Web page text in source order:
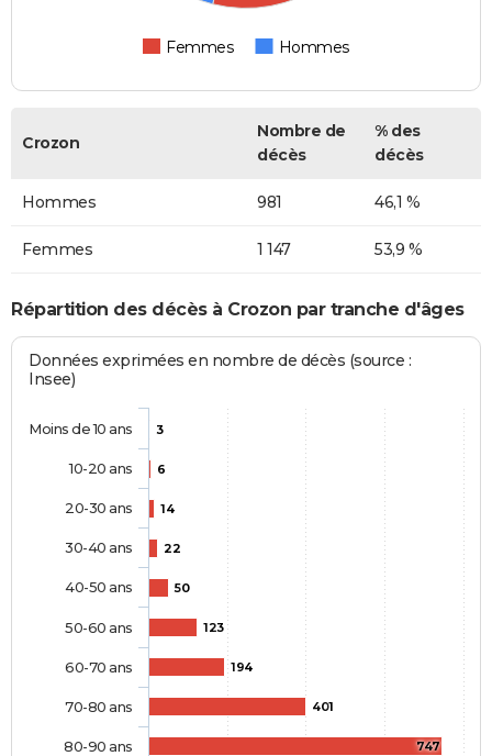
Femmes Hommes
Crozon
Nombre de
décès
% des
décès
Hommes 981 46,1 %
Femmes 1 147 53,9 %
Répartition des décès à Crozon par tranche d'âges
Données exprimées en nombre de décès (source :
Insee)
3
6
14
22
50
123
194
401
747
Moins de 10 ans
10-20 ans
20-30 ans
30-40 ans
40-50 ans
50-60 ans
60-70 ans
70-80 ans
80-90 ans